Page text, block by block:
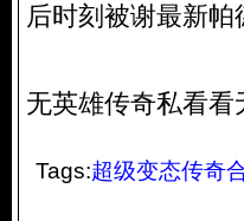
后时刻被谢最新帕
无英雄传奇私看看
Tags:超级变态传奇